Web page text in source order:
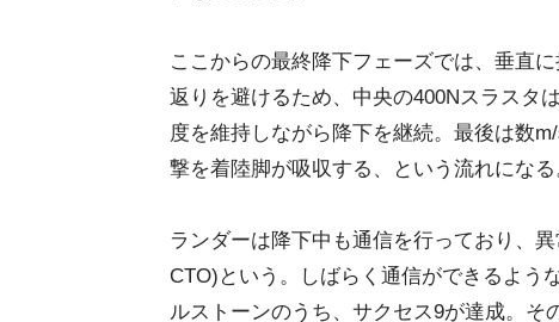
ここからの最終降下フェーズでは、垂直
返りを避けるため、中央の400Nスラスタ
度を維持しながら降下を継続。最後は数
撃を着陸脚が吸収する、という流れになる
ランダーは降下中も通信を行っており、
CTO)という。しばらく通信ができるよう
ルストーンのうち、サクセス9が達成。